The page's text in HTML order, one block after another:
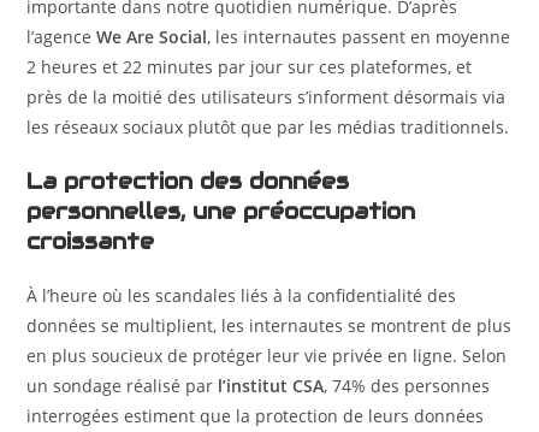
importante dans notre quotidien numérique. D’après
l’agenceWe Are Social, les internautes passent en moyenne
2 heures et 22 minutes par jour sur ces plateformes, et
près de la moitié des utilisateurs s’informent désormais via
les réseaux sociaux plutôt que par les médias traditionnels.
La protection des données
personnelles, une préoccupation
croissante
À l’heure où les scandales liés à la confidentialité des
données se multiplient, les internautes se montrent de plus
en plus soucieux de protéger leur vie privée en ligne. Selon
un sondage réalisé par l’institut CSA, 74% des personnes
interrogées estiment que la protection de leurs données